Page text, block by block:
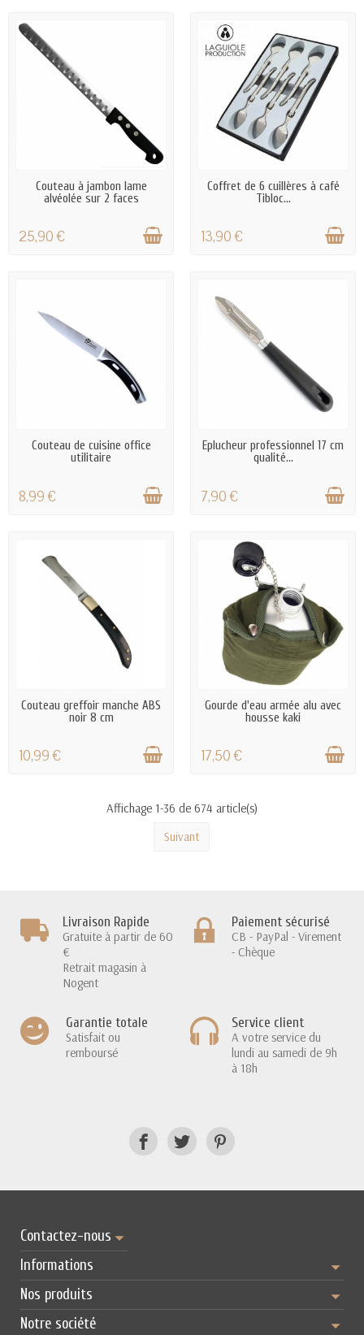
EN STOCK
Couteau à jambon lame
alvéolée sur 2 faces
25,90 €
EN STOCK
Coffret de 6 cuillères à café
Tibloc...
13,90 €
EN STOCK
Couteau de cuisine office
utilitaire
8,99 €
EN STOCK
Eplucheur professionnel 17 cm
qualité...
7,90 €
EN STOCK
Couteau greffoir manche ABS
noir 8 cm
10,99 €
EN STOCK
Gourde d'eau armée alu avec
housse kaki
17,50 €
Affichage 1-36 de 674 article(s)
Suivant
Livraison Rapide
Gratuite à partir de 60
€
Retrait magasin à
Nogent
Paiement sécurisé
CB - PayPal - Virement
- Chèque
Garantie totale
Satisfait ou
remboursé
Service client
A votre service du
lundi au samedi de 9h
à 18h
Contactez-nous
Informations
Nos produits
Notre société